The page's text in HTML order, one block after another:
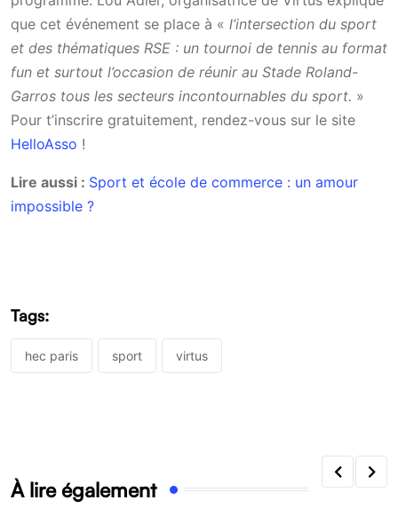
que cet événement se place à « l’intersection du sport
et des thématiques RSE : un tournoi de tennis au format
fun et surtout l’occasion de réunir au Stade Roland-
Garros tous les secteurs incontournables du sport. »
Pour t’inscrire gratuitement, rendez-vous sur le site
HelloAsso !
Lire aussi : Sport et école de commerce : un amour
impossible ?
Tags:
hec paris sport virtus
À lire également